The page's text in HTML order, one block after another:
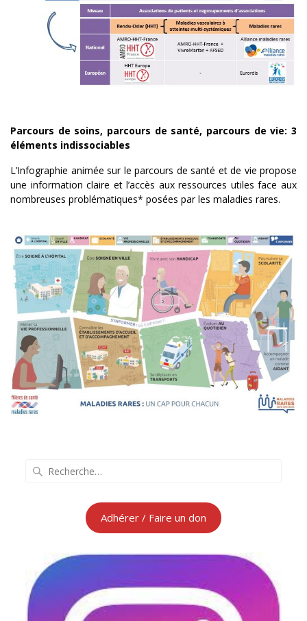
Parcours de soins, parcours de santé, parcours de vie: 3
éléments indissociables
L’Infographie animée sur le parcours de santé et de vie propose
une information claire et l’accès aux ressources utiles face aux
nombreuses problématiques* posées par les maladies rares.
Adhérer / Faire un don